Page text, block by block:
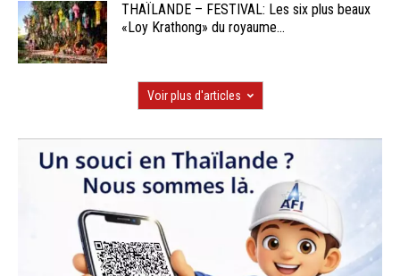
THAÏLANDE – FESTIVAL: Les six plus beaux
«Loy Krathong» du royaume...
Voir plus d'articles